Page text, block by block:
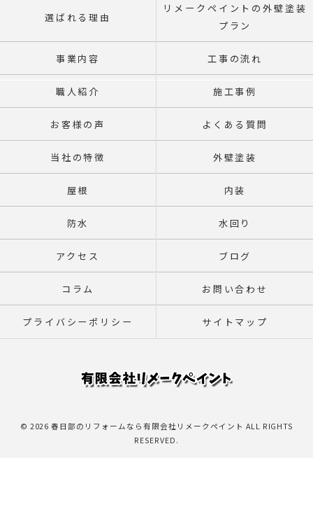
選ばれる理由
リメークペイントの外壁塗装
プラン
事業内容 工事の流れ
職人紹介 施工事例
お客様の声 よくある質問
当社の特徴 外壁塗装
屋根 内装
防水 水回り
アクセス ブログ
コラム お問い合わせ
プライバシーポリシー サイトマップ
© 2026 春日部のリフォームなら有限会社リメークペイント ALL RIGHTS
RESERVED.